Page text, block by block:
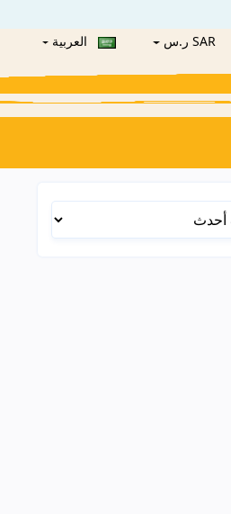
SAR ر.س العربية